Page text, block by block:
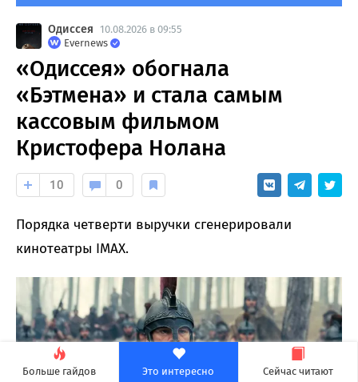
Больше гайдов Это интересно Сейчас читают
Одиссея
10.08.2026 в 09:55
Evernews
«Одиссея» обогнала
«Бэтмена» и стала самым
кассовым фильмом
Кристофера Нолана
10 0
Порядка четверти выручки сгенерировали
кинотеатры IMAX.